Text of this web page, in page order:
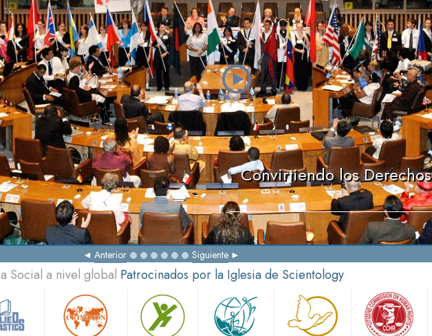
Convirtiendo los
Anterior Siguiente
Social a nivel global Patrocinados por la Iglesia de Scientology